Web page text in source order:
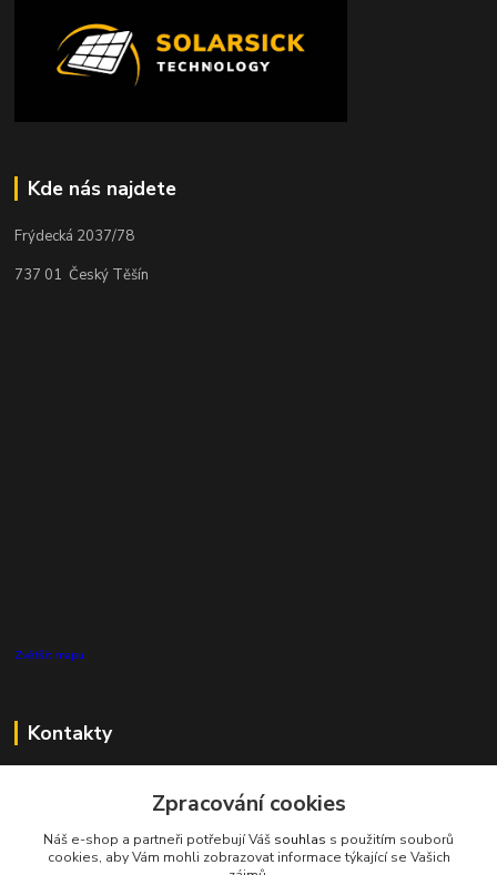
Kde nás najdete
Frýdecká 2037/78
737 01 Český Těšín
Zvětšit mapu
Kontakty
+420 727 808 115
info@proecosystem.cz
Zpracování cookies
Náš e-shop a partneři potřebují Váš souhlas s použitím souborů
cookies, aby Vám mohli zobrazovat informace týkající se Vašich